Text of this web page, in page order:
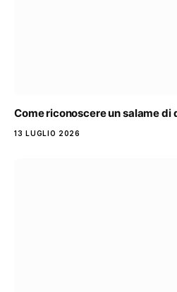
Come riconoscere un salame di
13 LUGLIO 2026